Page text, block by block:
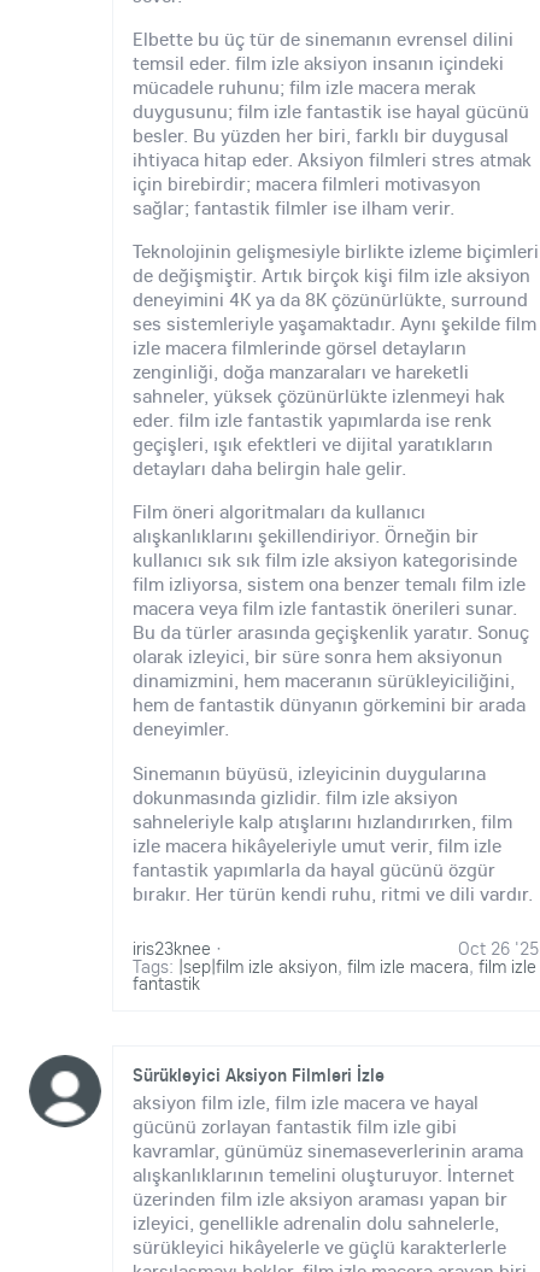
Elbette bu üç tür de sinemanın evrensel dilini
temsil eder. film izle aksiyon insanın içindeki
mücadele ruhunu; film izle macera merak
duygusunu; film izle fantastik ise hayal gücünü
besler. Bu yüzden her biri, farklı bir duygusal
ihtiyaca hitap eder. Aksiyon filmleri stres atmak
için birebirdir; macera filmleri motivasyon
sağlar; fantastik filmler ise ilham verir.
Teknolojinin gelişmesiyle birlikte izleme biçimleri
de değişmiştir. Artık birçok kişi film izle aksiyon
deneyimini 4K ya da 8K çözünürlükte, surround
ses sistemleriyle yaşamaktadır. Aynı şekilde film
izle macera filmlerinde görsel detayların
zenginliği, doğa manzaraları ve hareketli
sahneler, yüksek çözünürlükte izlenmeyi hak
eder. film izle fantastik yapımlarda ise renk
geçişleri, ışık efektleri ve dijital yaratıkların
detayları daha belirgin hale gelir.
Film öneri algoritmaları da kullanıcı
alışkanlıklarını şekillendiriyor. Örneğin bir
kullanıcı sık sık film izle aksiyon kategorisinde
film izliyorsa, sistem ona benzer temalı film izle
macera veya film izle fantastik önerileri sunar.
Bu da türler arasında geçişkenlik yaratır. Sonuç
olarak izleyici, bir süre sonra hem aksiyonun
dinamizmini, hem maceranın sürükleyiciliğini,
hem de fantastik dünyanın görkemini bir arada
deneyimler.
Sinemanın büyüsü, izleyicinin duygularına
dokunmasında gizlidir. film izle aksiyon
sahneleriyle kalp atışlarını hızlandırırken, film
izle macera hikâyeleriyle umut verir, film izle
fantastik yapımlarla da hayal gücünü özgür
bırakır. Her türün kendi ruhu, ritmi ve dili vardır.
iris23knee Oct 26 '25
·
Tags: |sep|film izle aksiyon, film izle macera, film izle
fantastik
Sürükleyici Aksiyon Filmleri İzle
aksiyon film izle, film izle macera ve hayal
gücünü zorlayan fantastik film izle gibi
kavramlar, günümüz sinemaseverlerinin arama
alışkanlıklarının temelini oluşturuyor. İnternet
üzerinden film izle aksiyon araması yapan bir
izleyici, genellikle adrenalin dolu sahnelerle,
sürükleyici hikâyelerle ve güçlü karakterlerle